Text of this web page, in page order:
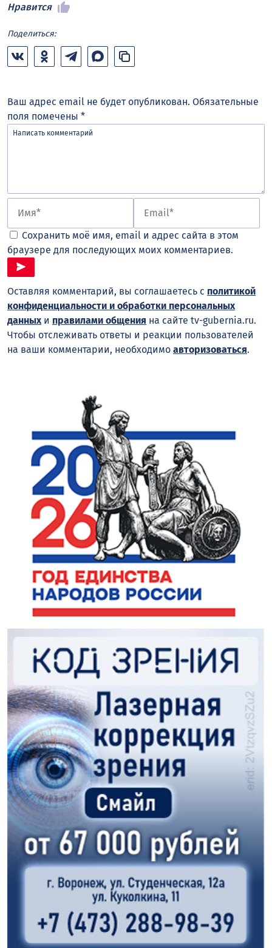
Нравится
Поделиться:
Ваш адрес email не будет опубликован. Обязательные
поля помечены *
Сохранить моё имя, email и адрес сайта в этом
браузере для последующих моих комментариев.
Оставляя комментарий, вы соглашаетесь с политикой
конфиденциальности и обработки персональных
данныхи правилами общения на сайте tv-gubernia.ru.
Чтобы отслеживать ответы и реакции пользователей
на ваши комментарии, необходимо авторизоваться.